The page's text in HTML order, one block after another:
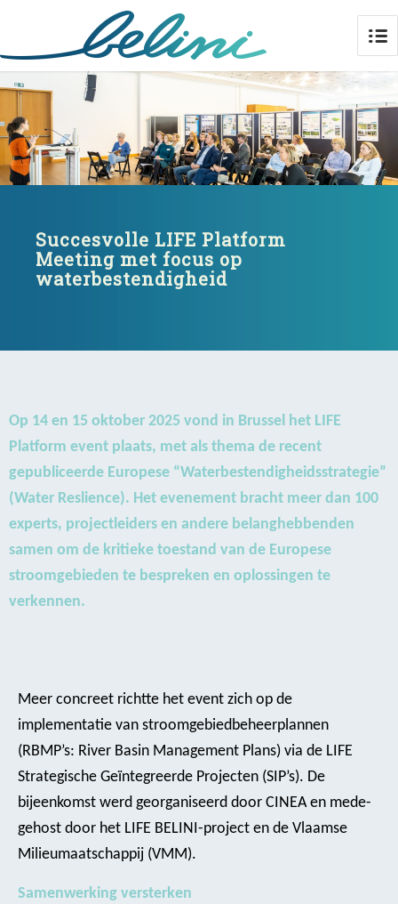
Succesvolle LIFE Platform
Meeting met focus op
waterbestendigheid
Op 14 en 15 oktober 2025 vond in Brussel het LIFE
Platform event plaats, met als thema de recent
gepubliceerde Europese “Waterbestendigheidsstrategie”
(Water Reslience). Het evenement bracht meer dan 100
experts, projectleiders en andere belanghebbenden
samen om de kritieke toestand van de Europese
stroomgebieden te bespreken en oplossingen te
verkennen.
Meer concreet richtte het event zich op de
implementatie van stroomgebiedbeheerplannen
(RBMP’s: River Basin Management Plans) via de LIFE
Strategische Geïntegreerde Projecten (SIP’s). De
bijeenkomst werd georganiseerd door CINEA en mede-
gehost door het LIFE BELINI-project en de Vlaamse
Milieumaatschappij (VMM).
Samenwerking versterken